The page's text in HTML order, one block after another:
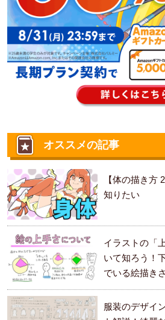
オススメの記事
【体の描き方
知りたい
イラストの「
いて知ろう！
でいる絵描き
服装のデザイ